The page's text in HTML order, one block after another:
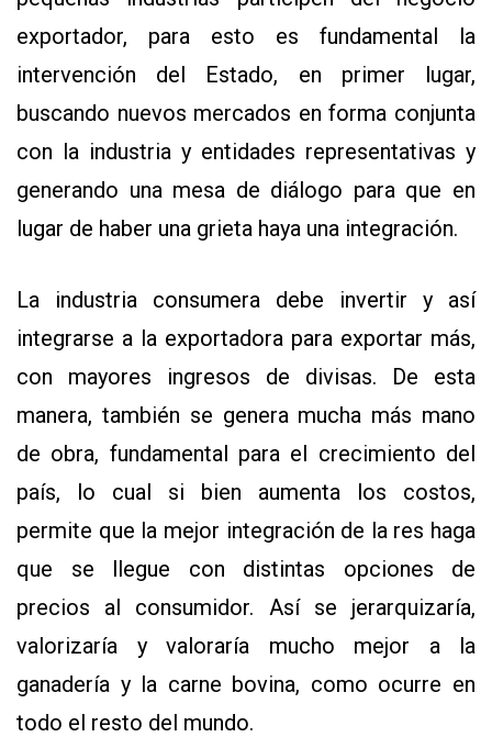
exportador, para esto es fundamental la
intervención del Estado, en primer lugar,
buscando nuevos mercados en forma conjunta
con la industria y entidades representativas y
generando una mesa de diálogo para que en
lugar de haber una grieta haya una integración.
La industria consumera debe invertir y así
integrarse a la exportadora para exportar más,
con mayores ingresos de divisas. De esta
manera, también se genera mucha más mano
de obra, fundamental para el crecimiento del
país, lo cual si bien aumenta los costos,
permite que la mejor integración de la res haga
que se llegue con distintas opciones de
precios al consumidor. Así se jerarquizaría,
valorizaría y valoraría mucho mejor a la
ganadería y la carne bovina, como ocurre en
todo el resto del mundo.